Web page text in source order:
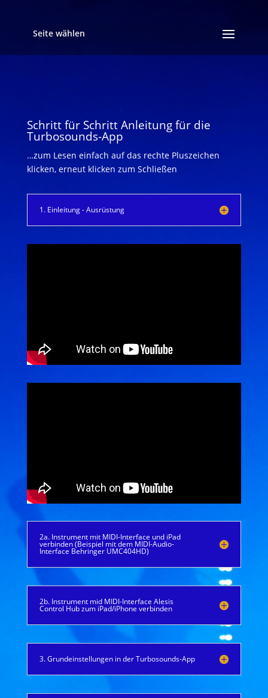
Seite wählen
Schritt für Schritt Anleitung für die
Turbosounds-App
…zum Lesen einfach auf das rechte Pluszeichen
klicken, erneut klicken zum Schließen
1. Einleitung - Ausrüstung
2a. Instrument mit MIDI-Interface und iPad
verbinden (Beispiel mit dem MIDI-Audio-
Interface Behringer UMC404HD)
2b. Instrument mid MIDI-Interface Alesis
Control Hub zum iPad/iPhone verbinden
3. Grundeinstellungen in der Turbosounds-App